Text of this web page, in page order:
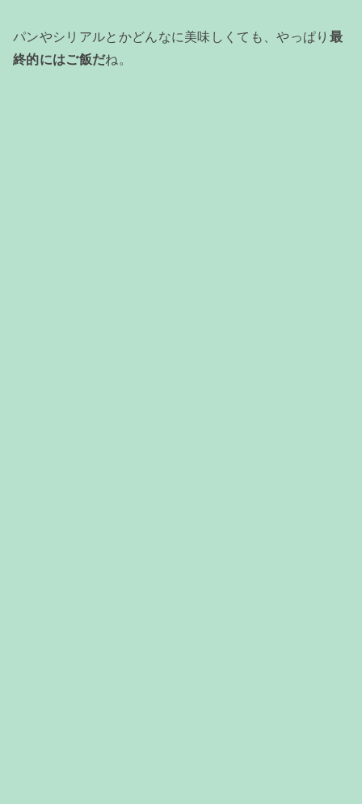
パンやシリアルとかどんなに美味しくても、やっぱり 最
終的にはご飯だね。